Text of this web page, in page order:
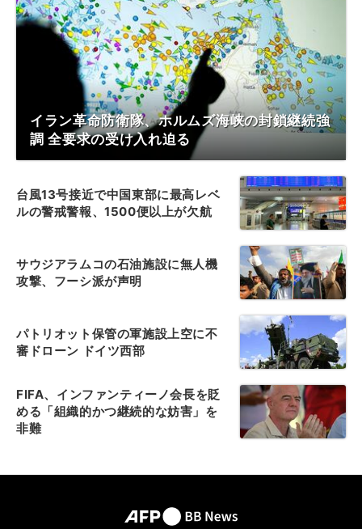
イラン革命防衛隊、ホルムズ海峡の封鎖継続強
調 全要求の受け入れ迫る
台風13号接近で中国東部に最高レベ
ルの警戒警報、1500便以上が欠航
サウジアラムコの石油施設に無人機
攻撃、フーシ派が声明
パトリオット保管の軍施設上空に不
審ドローン ドイツ西部
FIFA、インファンティーノ会長を貶
める「組織的かつ継続的な妨害」を
非難